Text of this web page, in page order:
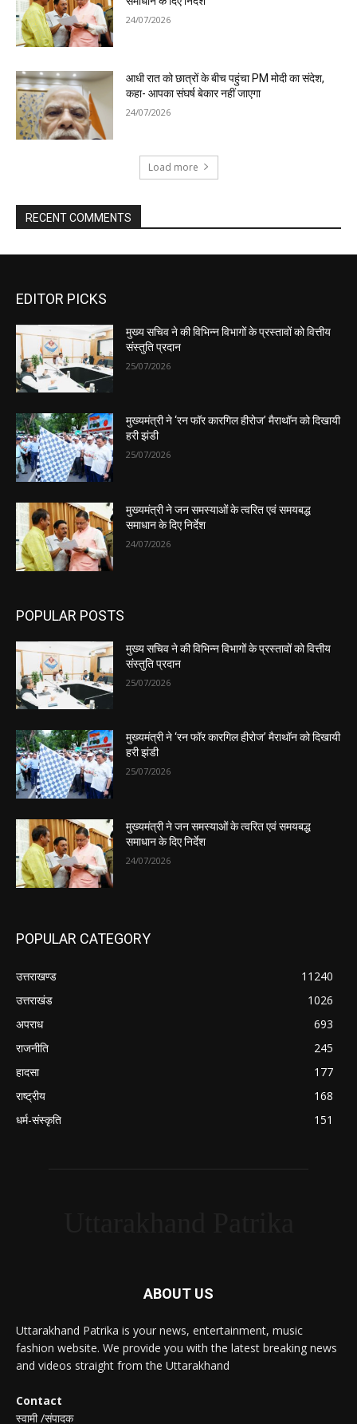
EDITOR PICKS
मुख्य सचिव ने की विभिन्न विभागों के प्रस्तावों को वित्तीय
संस्तुति प्रदान
25/07/2026
मुख्यमंत्री ने ‘रन फॉर कारगिल हीरोज’ मैराथॉन को दिखायी
हरी झंडी
25/07/2026
मुख्यमंत्री ने जन समस्याओं के त्वरित एवं समयबद्ध
समाधान के दिए निर्देश
24/07/2026
POPULAR POSTS
मुख्य सचिव ने की विभिन्न विभागों के प्रस्तावों को वित्तीय
संस्तुति प्रदान
25/07/2026
मुख्यमंत्री ने ‘रन फॉर कारगिल हीरोज’ मैराथॉन को दिखायी
हरी झंडी
25/07/2026
मुख्यमंत्री ने जन समस्याओं के त्वरित एवं समयबद्ध
समाधान के दिए निर्देश
24/07/2026
POPULAR CATEGORY
उत्तराखण्ड
11240
उत्तराखंड
1026
अपराध
693
राजनीति
245
हादसा
177
राष्ट्रीय
168
धर्म-संस्कृति
151
ABOUT US
Uttarakhand Patrika is your news, entertainment, music
fashion website. We provide you with the latest breaking news
and videos straight from the Uttarakhand
Contact
स्वामी /संपादक